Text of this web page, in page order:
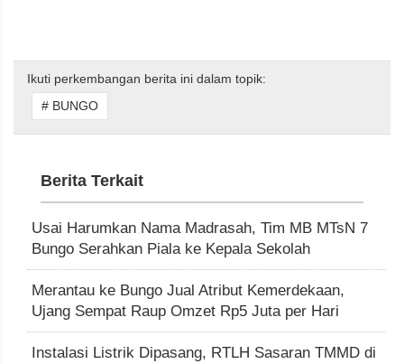
Ikuti perkembangan berita ini dalam topik:
# BUNGO
Berita Terkait
Usai Harumkan Nama Madrasah, Tim MB MTsN 7
Bungo Serahkan Piala ke Kepala Sekolah
Merantau ke Bungo Jual Atribut Kemerdekaan,
Ujang Sempat Raup Omzet Rp5 Juta per Hari
Instalasi Listrik Dipasang, RTLH Sasaran TMMD di